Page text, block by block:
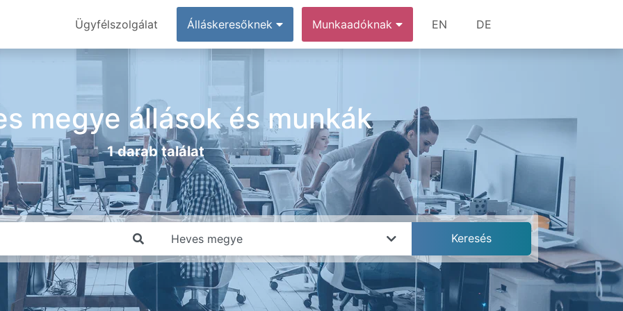
Ügyfélszolgálat Álláskeresőknek Munkaadóknak EN DE
megye állások és munkák
1 darab találat